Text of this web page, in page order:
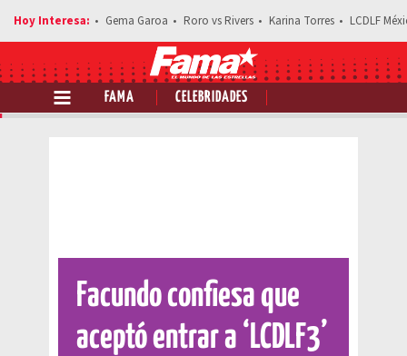
Gema Garoa Roro vs Rivers Karina Torres LCDLF
FAMA CELEBRIDADES
Comparte esta noticia
Facundo confiesa que
aceptó entrar a ‘LCDLF3’